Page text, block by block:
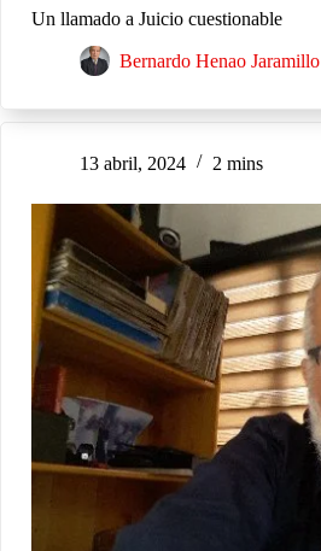
Un llamado a Juicio cuestionable
Bernardo Henao Jaramillo
13 abril, 2024 2 mins